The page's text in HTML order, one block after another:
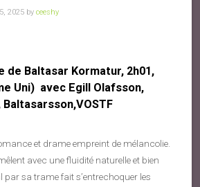
2025 by ceeshy
de Baltasar Kormatur, 2h01,
Uni) avec Egill Olafsson,
Baltasarsson,VOSTF
et drame empreint de mélancolie.
avec une fluidité naturelle et bien
par sa trame fait s’entrechoquer les